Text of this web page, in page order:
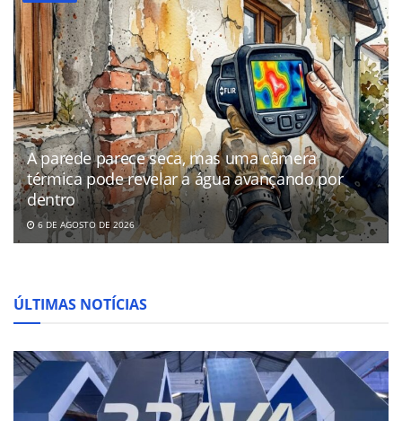
A parede parece seca, mas uma câmera
térmica pode revelar a água avançando por
dentro
6 DE AGOSTO DE 2026
ÚLTIMAS NOTÍCIAS